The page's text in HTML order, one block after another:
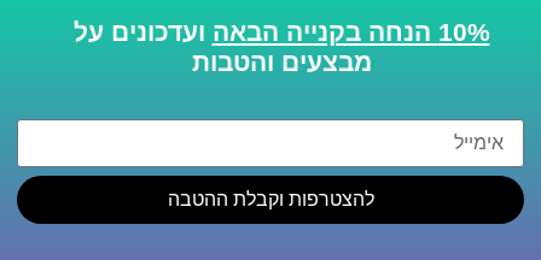
10% הנחה בקנייה הבאה
ועדכונים על
מבצעים והטבות
להצטרפות וקבלת ההטבה